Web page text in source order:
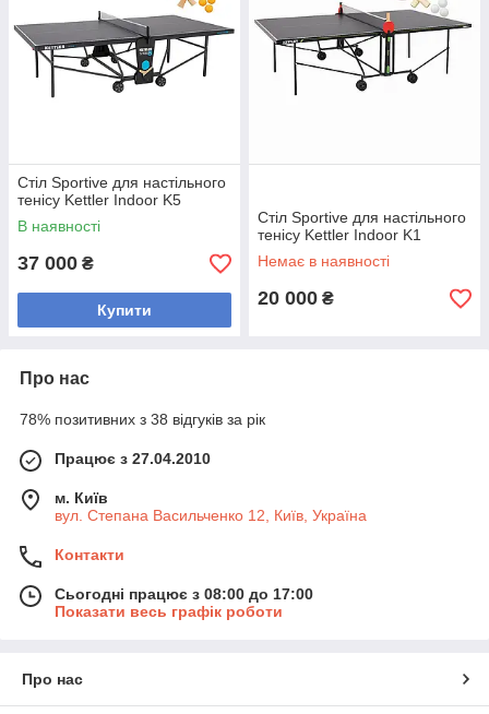
Стіл Sportive для настільного
тенісу Kettler Indoor K5
В наявності
37 000 ₴
Купити
Стіл Sportive для настільного
тенісу Kettler Indoor K1
Немає в наявності
20 000 ₴
Про нас
78% позитивних з 38 відгуків за рік
Працює з 27.04.2010
м. Київ
вул. Степана Васильченко 12, Київ, Україна
Контакти
Сьогодні працює з 08:00 до 17:00
Показати весь графік роботи
Про нас